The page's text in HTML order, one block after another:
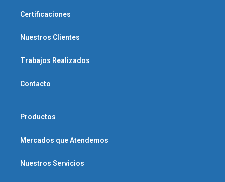
Certificaciones
Nuestros Clientes
Trabajos Realizados
Contacto
Productos
Mercados que Atendemos
Nuestros Servicios